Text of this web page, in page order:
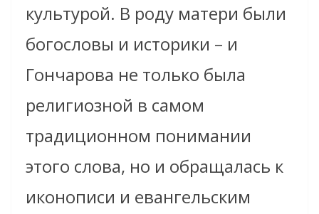
культурой. В роду матери были
богословы и историки – и
Гончарова не только была
религиозной в самом
традиционном понимании
этого слова, но и обращалась к
иконописи и евангельским